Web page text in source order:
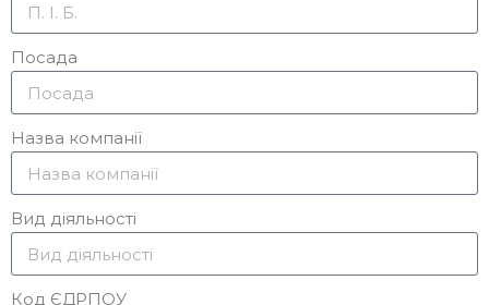
Посада
Назва компанії
Вид діяльності
Код ЄДРПОУ